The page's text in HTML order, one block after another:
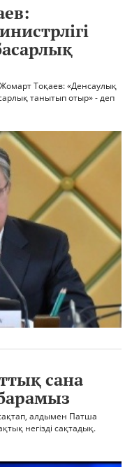
Тоқаев: «Денсаулық
танытып отыр» - деп
сана
алдымен Патша
негізді сақтадық.